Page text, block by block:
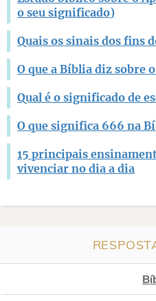
o seu significado)
Quais os sinais dos fins
O que a Bíblia diz sobre
Qual é o significado de
O que significa 666 na
15 principais
vivenciar no dia a dia